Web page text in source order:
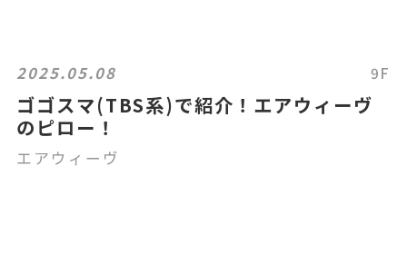
2025.05.08 9F
ゴゴスマ(TBS系)で紹介！エアウィーヴ
のピロー！
エアウィーヴ